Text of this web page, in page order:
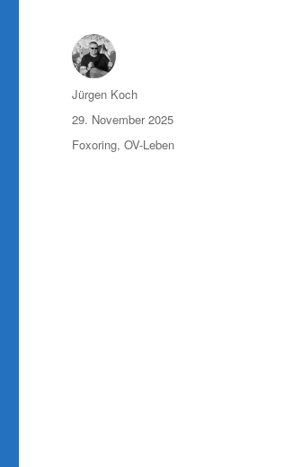
Autor
Jürgen Koch
Veröffentlicht
am
29. November 2025
Kategorien
Foxoring,OV-Leben